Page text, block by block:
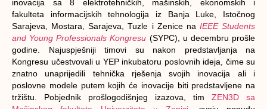
inovacija sa 8 elektrotehničkih, mašinskih, ekonomskih i
fakulteta informacijskih tehnologija iz Banja Luke, Istočnog
Sarajeva, Mostara, Sarajeva, Tuzle i Zenice na IEEE Students
and Young Professionals Kongresu (SYPC), u decembru prošle
godine. Najuspješniji timovi su nakon predstavljanja na
Kongresu učestvovali u YEP inkubatoru poslovnih ideja, čime su
znatno unaprijedili tehnička rješenja svojih inovacija ali i
poslovne modele putem kojih će inovacije biti predstavljene na
tržištu. Pobjednik prošlogodišnjeg izazova, tim ZEN3D sa